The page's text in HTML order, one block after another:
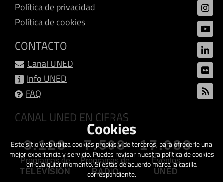
Política de privacidad
Política de cookies
CONTACTO
Canal UNED
Info UNED
FAQ
CANAL UNED EN CIFRAS
3.128
Programas de
TELEVISIÓN
7.598
Programas de
RADIO
17.088
Eventos
UNED
Cookies
Este sitio web utiliza cookies propias y de terceros, para ofrecerle una
mejor experiencia y servicio. Puedes revisar nuestra política de cookies
en cualquier momento. Si estás de acuerdo marca la casilla
correspondiente.